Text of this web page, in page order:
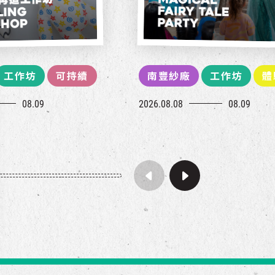
工作坊 可持續
08.09
南豐紗廠 工作坊
2026.08.08 08.09